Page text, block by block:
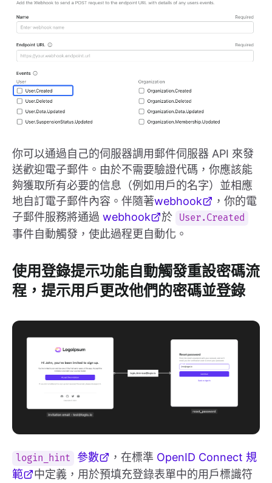
你可以通過自己的伺服器調用郵件伺服器 API 來發
送歡迎電子郵件。由於不需要驗證代碼，你應該能
夠獲取所有必要的信息（例如用戶的名字）並相應
地自訂電子郵件內容。伴隨著webhook
，你的電
子郵件服務將通過 webhook 於 User.Created
事件自動觸發，使此過程更自動化。
使用登錄提示功能自動觸發重設密碼流
程，提示用戶更改他們的密碼並登錄
login_hint 參數 ，在標準 OpenID Connect 規
範
中定義，用於預填充登錄表單中的用戶標識符